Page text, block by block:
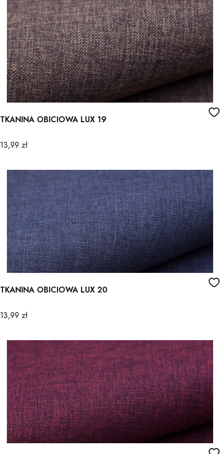
TKANINA OBICIOWA LUX 19
Cena
13,99 zł
TKANINA OBICIOWA LUX 20
Cena
13,99 zł